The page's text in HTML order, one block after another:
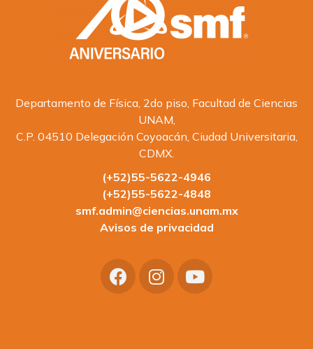
Departamento de Física, 2do piso, Facultad de Ciencias
UNAM,
C.P. 04510 Delegación Coyoacán, Ciudad Universitaria,
CDMX.
(+52)55-5622-4946
(+52)55-5622-4848
smf.admin@ciencias.unam.mx
Avisos de privacidad